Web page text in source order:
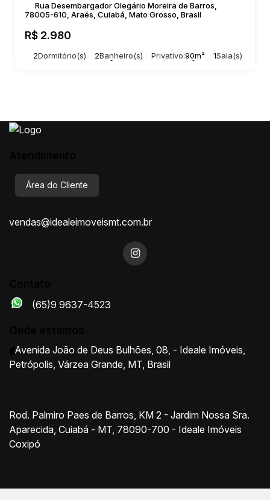
R$ 2.980
Rua Desembargador Olegário Moreira de Barros,
78005-610, Araés, Cuiabá, Mato Grosso, Brasil
2Dormitório(s) 2Banheiro(s) Privativo:90m² 1Sala(s)
90m² Útil: 90m²
Área do Cliente
vendas@idealeimoveismt.com.br
(65)9 9637-4523
Avenida João de Deus Bulhões 08 - Ideale Imóveis
Petrópolis Várzea Grande MT Brasil
Rod. Palmiro Paes de Barros, KM 2 - Jardim Nossa Sra.
Aparecida, Cuiabá - MT, 78090-700 - Ideale Imóveis
Coxipó